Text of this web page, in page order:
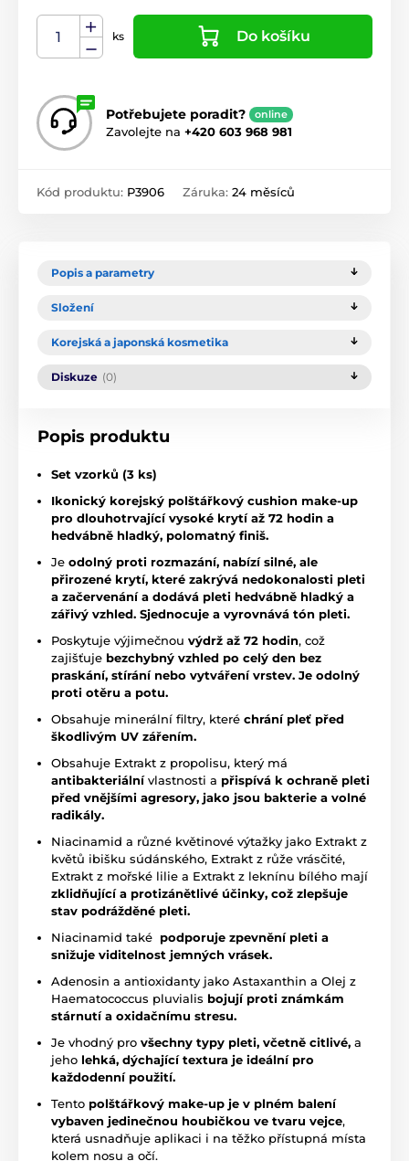
ks Do košíku
Potřebujete poradit? online
Zavolejte na +420 603 968 981
Kód produktu: P3906 Záruka: 24 měsíců
Popis a parametry
Složení
Korejská a japonská kosmetika
Diskuze (0)
Popis produktu
Set vzorků (3 ks)
Ikonický korejský polštářkový cushion make-up
pro dlouhotrvající vysoké krytí až 72 hodin a
hedvábně hladký, polomatný finiš.
Je odolný proti rozmazání, nabízí silné, ale
přirozené krytí, které zakrývá nedokonalosti pleti
a začervenání a dodává pleti hedvábně hladký a
zářivý vzhled. Sjednocuje a vyrovnává tón pleti.
Poskytuje výjimečnou výdrž až 72 hodin, což
zajišťuje bezchybný vzhled po celý den bez
praskání, stírání nebo vytváření vrstev. Je odolný
proti otěru a potu.
Obsahuje minerální filtry, které chrání pleť před
škodlivým UV zářením.
Obsahuje Extrakt z propolisu, který má
antibakteriálnívlastnosti a přispívá k ochraně pleti
před vnějšími agresory, jako jsou bakterie a volné
radikály.
Niacinamid a různé květinové výtažky jako Extrakt z
květů ibišku súdánského, Extrakt z růže vrásčité,
Extrakt z mořské lilie a Extrakt z leknínu bílého mají
zklidňující a protizánětlivé účinky, což zlepšuje
stav podrážděné pleti.
Niacinamid také podporuje zpevnění pleti a
snižuje viditelnost jemných vrásek.
Adenosin a antioxidanty jako Astaxanthin a Olej z
Haematococcus pluvialis bojují proti známkám
stárnutí a oxidačnímu stresu.
Je vhodný pro všechny typy pleti, včetně citlivé, a
jeho lehká, dýchající textura je ideální pro
každodenní použití.
Tento polštářkový make-up je v plném balení
vybaven jedinečnou houbičkou ve tvaru vejce,
která usnadňuje aplikaci i na těžko přístupná místa
kolem nosu a očí.